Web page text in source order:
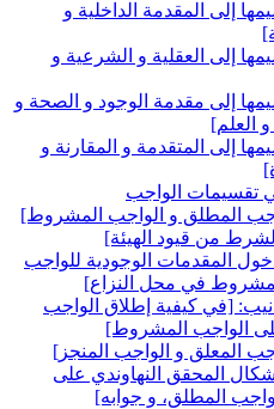
إلى المقدمة الداخلية و
إلى العقلية و الشرعية و
إلى مقدمة الوجود و الصحة و
العلم‏]
إلى المتقدمة و المقارنة و
تقسيمات الواجب
من قيود الهيئة]
المقدمات الوجودية للواجب
في محل النزاع‏]
[في كيفية إطلاق الواجب
الواجب المشروط]
المحقق النهاوندي على
المطلق، و جوابه‏]